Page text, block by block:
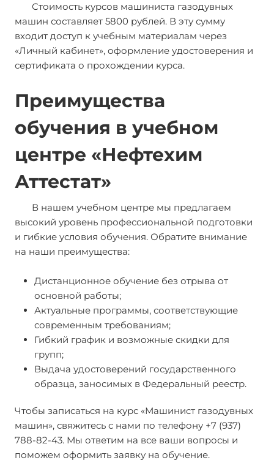
Стоимость курсов машиниста газодувных
машин составляет 5800 рублей. В эту сумму
входит доступ к учебным материалам через
«Личный кабинет», оформление удостоверения и
сертификата о прохождении курса.
Преимущества
обучения в учебном
центре «Нефтехим
Аттестат»
В нашем учебном центре мы предлагаем
высокий уровень профессиональной подготовки
и гибкие условия обучения. Обратите внимание
на наши преимущества:
Дистанционное обучение без отрыва от
основной работы;
Актуальные программы, соответствующие
современным требованиям;
Гибкий график и возможные скидки для
групп;
Выдача удостоверений государственного
образца, заносимых в Федеральный реестр.
Чтобы записаться на курс «Машинист газодувных
машин», свяжитесь с нами по телефону +7 (937)
788-82-43. Мы ответим на все ваши вопросы и
поможем оформить заявку на обучение.